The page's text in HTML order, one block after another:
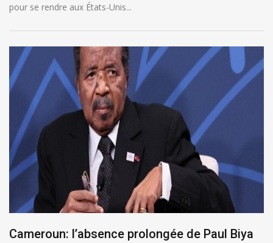
pour se rendre aux États-Unis...
Cameroun: l’absence prolongée de Paul Biya